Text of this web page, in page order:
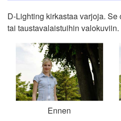
D-Lighting kirkastaa varjoja.
tai taustavalaistuihin valokuviin.
Ennen